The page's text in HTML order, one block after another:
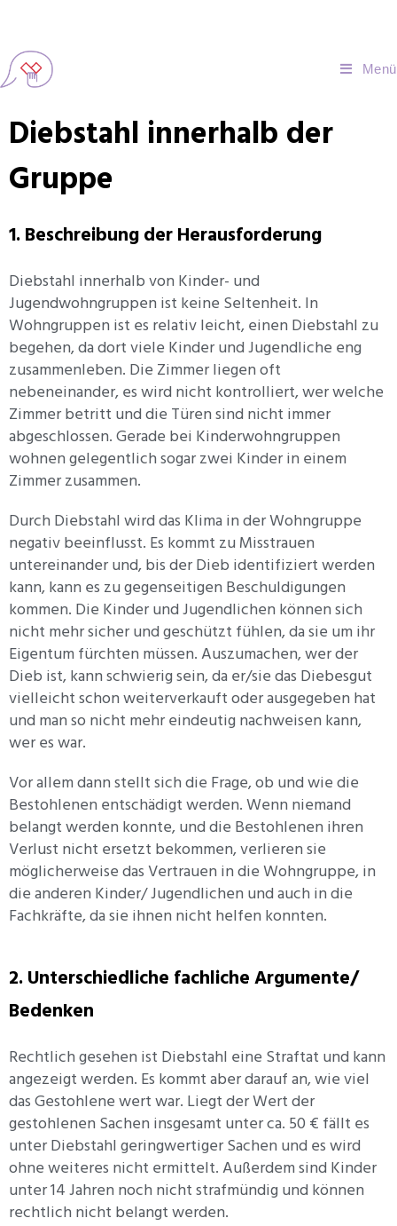
Menü
Diebstahl innerhalb der
Gruppe
1. Beschreibung der Herausforderung
Diebstahl innerhalb von Kinder- und
Jugendwohngruppen ist keine Seltenheit. In
Wohngruppen ist es relativ leicht, einen Diebstahl zu
begehen, da dort viele Kinder und Jugendliche eng
zusammenleben. Die Zimmer liegen oft
nebeneinander, es wird nicht kontrolliert, wer welche
Zimmer betritt und die Türen sind nicht immer
abgeschlossen. Gerade bei Kinderwohngruppen
wohnen gelegentlich sogar zwei Kinder in einem
Zimmer zusammen.
Durch Diebstahl wird das Klima in der Wohngruppe
negativ beeinflusst. Es kommt zu Misstrauen
untereinander und, bis der Dieb identifiziert werden
kann, kann es zu gegenseitigen Beschuldigungen
kommen. Die Kinder und Jugendlichen können sich
nicht mehr sicher und geschützt fühlen, da sie um ihr
Eigentum fürchten müssen. Auszumachen, wer der
Dieb ist, kann schwierig sein, da er/sie das Diebesgut
vielleicht schon weiterverkauft oder ausgegeben hat
und man so nicht mehr eindeutig nachweisen kann,
wer es war.
Vor allem dann stellt sich die Frage, ob und wie die
Bestohlenen entschädigt werden. Wenn niemand
belangt werden konnte, und die Bestohlenen ihren
Verlust nicht ersetzt bekommen, verlieren sie
möglicherweise das Vertrauen in die Wohngruppe, in
die anderen Kinder/ Jugendlichen und auch in die
Fachkräfte, da sie ihnen nicht helfen konnten.
2. Unterschiedliche fachliche Argumente/
Bedenken
Rechtlich gesehen ist Diebstahl eine Straftat und kann
angezeigt werden. Es kommt aber darauf an, wie viel
das Gestohlene wert war. Liegt der Wert der
gestohlenen Sachen insgesamt unter ca. 50 € fällt es
unter Diebstahl geringwertiger Sachen und es wird
ohne weiteres nicht ermittelt. Außerdem sind Kinder
unter 14 Jahren noch nicht strafmündig und können
rechtlich nicht belangt werden.